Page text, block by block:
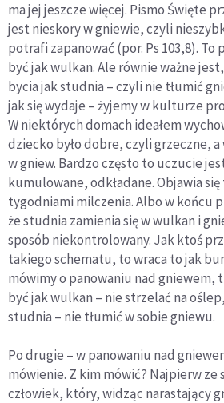
ma jej jeszcze więcej. Pismo Święte
jest nieskory w gniewie, czyli
potrafi zapanować (por. Ps 103,8). To
być jak wulkan. Ale równie ważne
bycia jak studnia – czyli nie tłumić
jak się wydaje – żyjemy w kulturze
W niektórych domach ideałem
dziecko było dobre, czyli grzeczne, a
w gniew. Bardzo często to uczucie
kumulowane, odkładane. Objawia
tygodniami milczenia. Albo w końcu
że studnia zamienia się w wulkan i
sposób niekontrolowany. Jak ktoś
takiego schematu, to wraca to jak
mówimy o panowaniu nad gniewem,
być jak wulkan – nie strzelać na
studnia – nie tłumić w sobie gniewu.
Po drugie – w panowaniu nad
mówienie. Z kim mówić? Najpierw ze
człowiek, który, widząc narastający